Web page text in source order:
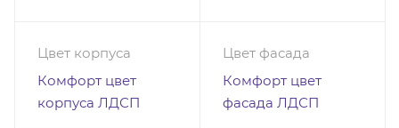
Цвет корпуса
Комфорт цвет
корпуса ЛДСП
Цвет фасада
Комфорт цвет
фасада ЛДСП